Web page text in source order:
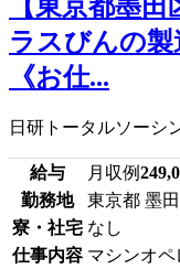
【東京都墨
ラスびんの
《お仕...
日研トータルソーシ
給与 月収例
勤務地
東京都 墨
寮・社宅 なし
仕事内容 マシンオペ